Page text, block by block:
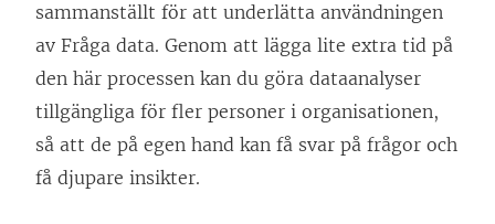
sammanställt för att underlätta användningen
av Fråga data. Genom att lägga lite extra tid på
den här processen kan du göra dataanalyser
tillgängliga för fler personer i organisationen,
så att de på egen hand kan få svar på frågor och
få djupare insikter.